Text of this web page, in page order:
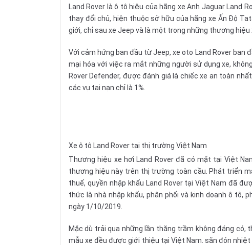
Land Rover là ô tô hiệu của hãng xe Anh Jaguar Land
thay đổi chủ, hiện thuộc sở hữu của hãng xe Ấn Độ
giới, chỉ sau xe Jeep và là một trong những thương
Với cảm hứng ban đầu từ Jeep, xe oto Land Rover ban
mại hóa với việc ra mắt những người sử dụng xe,
Rover Defender, được đánh giá là chiếc xe an toàn
các vụ tai nạn chỉ là 1%.
Xe ô tô Land Rover tại thị trường Việt Nam
Thương hiệu xe hơi Land Rover đã có mặt tại Việt
thương hiệu này trên thị trường toàn cầu. Phát triển
thuế, quyền nhập khẩu Land Rover tại Việt Nam đã
thức là nhà nhập khẩu, phân phối và kinh doanh ô tô,
ngày 1/10/2019.
Mặc dù trải qua những lần thăng trầm không đáng có,
mẫu xe đều được giới thiệu tại Việt Nam. săn đón nhiệt